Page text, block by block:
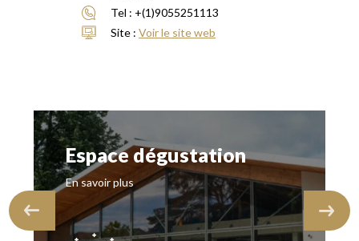
Tel : +(1)9055251113
Site : Voir le site web
Espace dégustation
En savoir plus